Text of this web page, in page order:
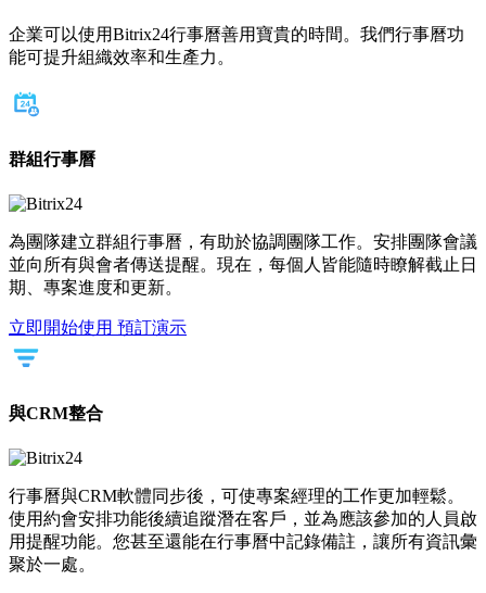
企業可以使用Bitrix24行事曆善用寶貴的時間。我們行事曆功
能可提升組織效率和生產力。
群組行事曆
為團隊建立群組行事曆，有助於協調團隊工作。安排團隊會議
並向所有與會者傳送提醒。現在，每個人皆能隨時瞭解截止日
期、專案進度和更新。
立即開始使用 預訂演示
與CRM整合
行事曆與CRM軟體同步後，可使專案經理的工作更加輕鬆。
使用約會安排功能後續追蹤潛在客戶，並為應該參加的人員啟
用提醒功能。您甚至還能在行事曆中記錄備註，讓所有資訊彙
聚於一處。